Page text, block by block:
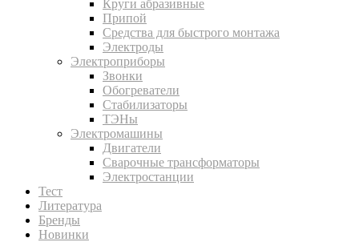
Круги абразивные
Припой
Средства для быстрого монтажа
Электроды
Электроприборы
Звонки
Обогреватели
Стабилизаторы
ТЭНы
Электромашины
Двигатели
Сварочные трансформаторы
Электростанции
Тест
Литература
Бренды
Новинки